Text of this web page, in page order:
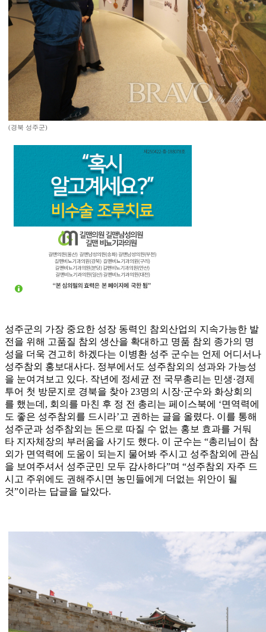
(경북 성주군)
성주군의 가장 중요한 성장 동력인 참외산업의 지속가능한 발
전을 위해 고품질 참외 생산을 확대하고 명품 참외 종가의 명
성을 더욱 견고히 하겠다는 이병환 성주 군수는 언제 어디서나
성주참외 홍보대사다. 정부에서도 성주참외의 성과와 가능성
을 눈여겨보고 있다. 작년에 정세균 전 국무총리는 민생·경제
투어 첫 방문지로 경북을 찾아 23명의 시장·군수와 화상회의
를 했는데, 회의를 마친 후 정 전 총리는 페이스북에 ‘면역력에
도 좋은 성주참외를 드시라’고 권하는 글을 올렸다. 이를 통해
성주군과 성주참외는 돈으로 따질 수 없는 홍보 효과를 거둬
타 지자체장의 부러움을 사기도 했다. 이 군수는 “총리님이 참
외가 면역력에 도움이 되는지 물어봐 주시고 성주참외에 관심
을 보여주셔서 성주군민 모두 감사하다”며 “성주참외 자주 드
시고 주위에도 권해주시면 농민들에게 더없는 위안이 될
것”이라는 답글을 달았다.